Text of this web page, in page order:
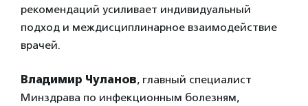
рекомендаций усиливает индивидуальный
подход и междисциплинарное взаимодействие
врачей.
Владимир Чуланов, главный специалист
Минздрава по инфекционным болезням,